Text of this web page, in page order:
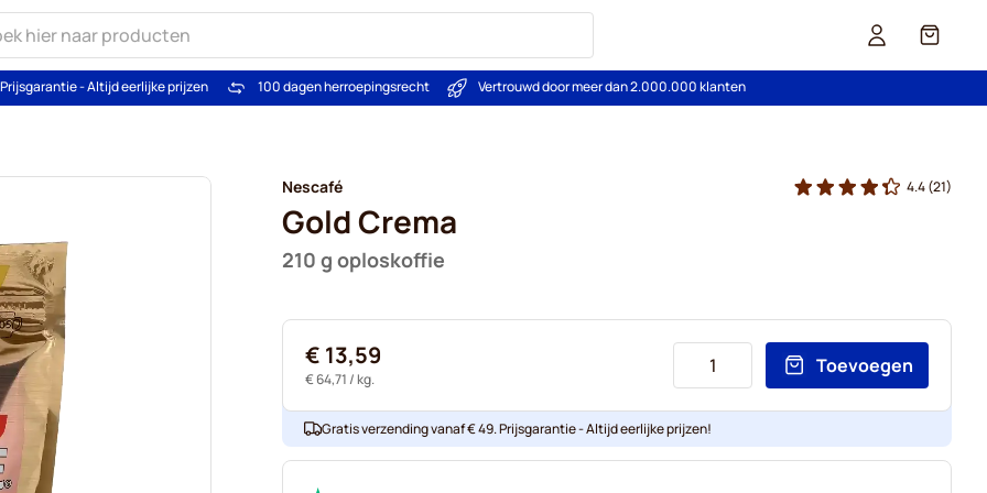
Cart
Prijsgarantie - Altijd eerlijke prijzen 100 dagen herroepingsrecht Vertrouwd door meer dan 2.000.000 klanten
Nescafé
Gold Crema
210 g oploskoffie
4.4(21)
€ 13,59
€ 64,71 / kg.
Toevoegen
Gratis verzending vanaf € 49. Prijsgarantie - Altijd eerlijke prijzen!